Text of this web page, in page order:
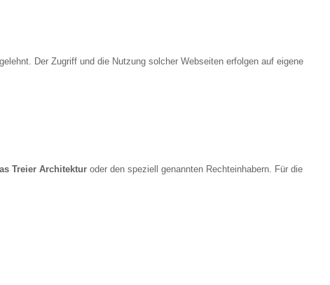
Der Zugriff und die Nutzung solcher Webseiten erfolgen auf eigene
Treier Architektur oder den speziell genannten Rechteinhabern. Für die